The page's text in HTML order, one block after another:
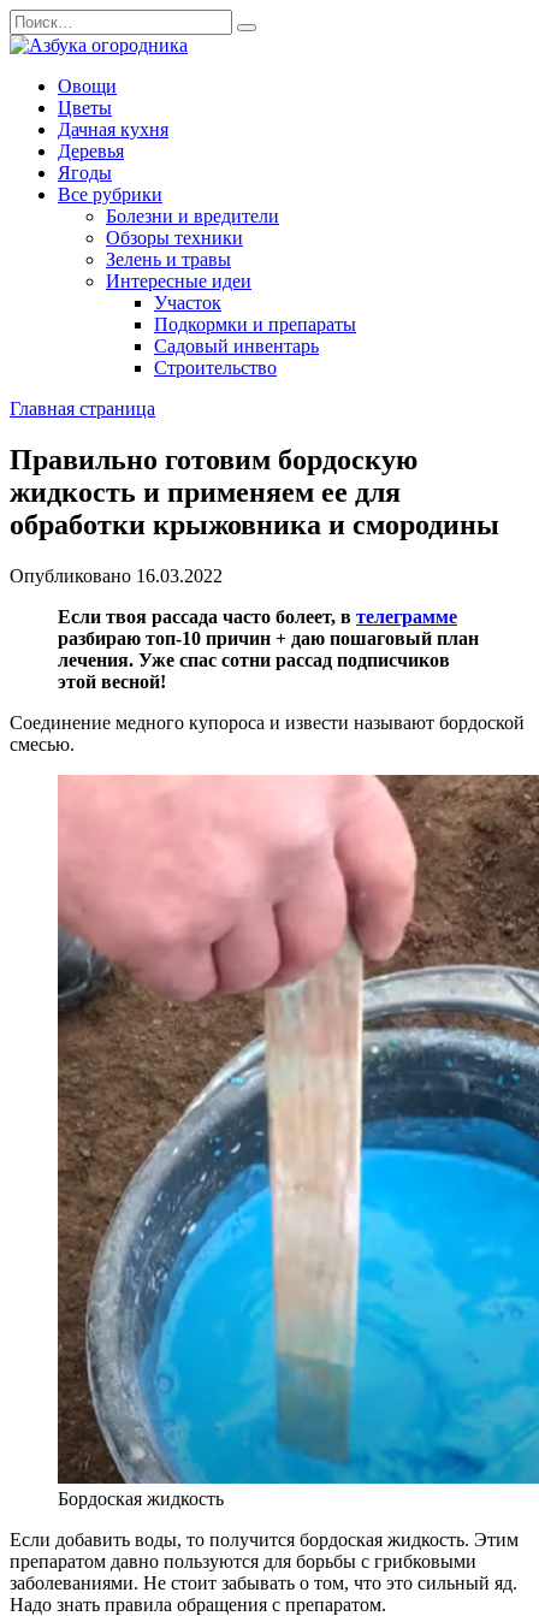
Перейти
к
содержанию
Search
for:
Овощи
Цветы
Дачная кухня
Деревья
Ягоды
Все рубрики
Болезни и вредители
Обзоры техники
Зелень и травы
Интересные идеи
Участок
Подкормки и препараты
Садовый инвентарь
Строительство
Главная страница
Правильно готовим бордоскую
жидкость и применяем ее для
обработки крыжовника и смородины
Опубликовано 16.03.2022
Если твоя рассада часто болеет, в телеграмме
разбираю топ-10 причин + даю пошаговый план
лечения. Уже спас сотни рассад подписчиков
этой весной!
Соединение медного купороса и извести называют бордоской
смесью.
Бордоская жидкость
Если добавить воды, то получится бордоская жидкость. Этим
препаратом давно пользуются для борьбы с грибковыми
заболеваниями. Не стоит забывать о том, что это сильный яд.
Надо знать правила обращения с препаратом.